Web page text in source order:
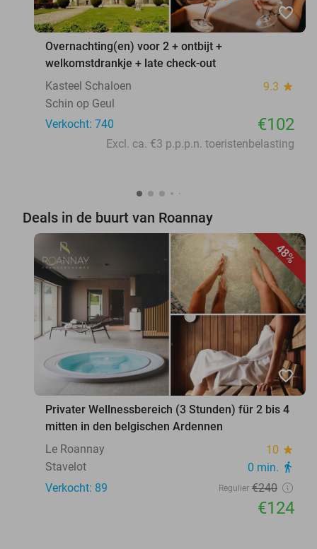
favorite_border
Overnachting(en) voor 2 + ontbijt +
welkomstdrankje + late check-out
Kasteel Schaloen
9.3 star
Schin op Geul
Verkocht: 740
€102
Excl. ca. €3 p.p.p.n. toeristenbelasting
Deals in de buurt van Roannay
48%
favorite_border
Privater Wellnessbereich (3 Stunden) für 2 bis 4
mitten in den belgischen Ardennen
Le Roannay
10 star
Stavelot 0 min. directions_walk
Verkocht: 89 Regulier €240
€124